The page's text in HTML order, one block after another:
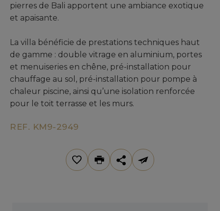
pierres de Bali apportent une ambiance exotique
et apaisante.
La villa bénéficie de prestations techniques haut
de gamme : double vitrage en aluminium, portes
et menuiseries en chêne, pré-installation pour
chauffage au sol, pré-installation pour pompe à
chaleur piscine, ainsi qu’une isolation renforcée
pour le toit terrasse et les murs.
REF. KM9-2949